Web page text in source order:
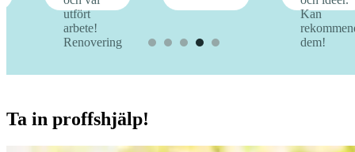
Ta in proffshjälp!